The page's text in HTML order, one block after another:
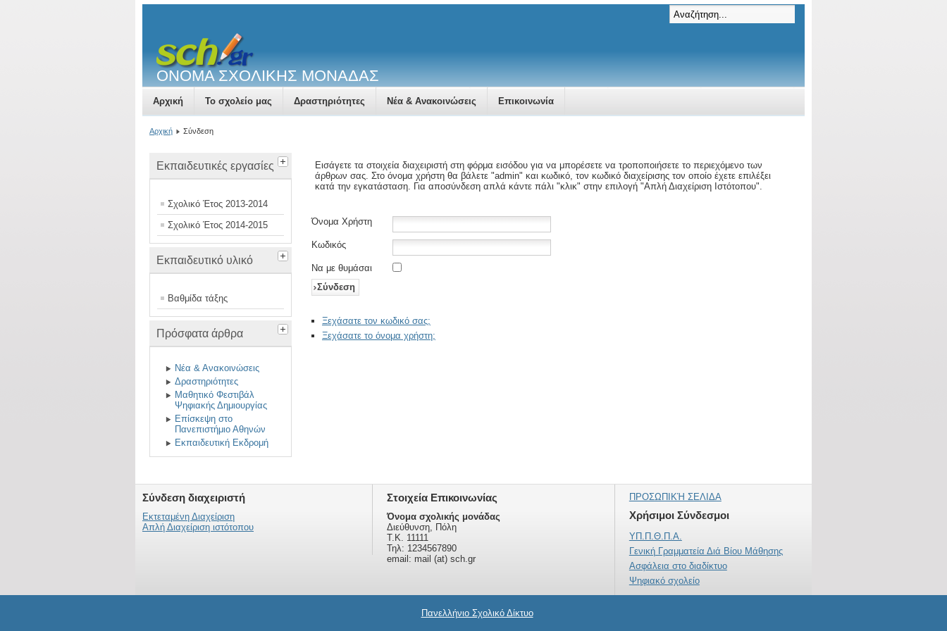
ΟΝΟΜΑ ΣΧΟΛΙΚΗΣ ΜΟΝΑΔΑΣ
Αρχική Το σχολείο μας Δραστηριότητες Νέα & Ανακοινώσεις Επικοινωνία
Αρχική Σύνδεση
Εκπαιδευτικές εργασίες
Σχολικό Έτος 2013-2014
Σχολικό Έτος 2014-2015
Εκπαιδευτικό υλικό
Βαθμίδα τάξης
Πρόσφατα άρθρα
Νέα & Ανακοινώσεις
Δραστηριότητες
Μαθητικό Φεστιβάλ
Ψηφιακής Δημιουργίας
Επίσκεψη στο
Πανεπιστήμιο Αθηνών
Εκπαιδευτική Εκδρομή
Εισάγετε τα στοιχεία διαχειριστή στη φόρμα εισόδου για να μπορέσετε να τροποποιήσετε το περιεχόμενο των
άρθρων σας. Στο όνομα χρήστη θα βάλετε "admin" και κωδικό, τον κωδικό διαχείρισης τον οποίο έχετε επιλέξει
κατά την εγκατάσταση. Για αποσύνδεση απλά κάντε πάλι "κλικ" στην επιλογή "Απλή Διαχείριση Ιστότοπου".
Όνομα Χρήστη
Κωδικός
Να με θυμάσαι
Σύνδεση
Ξεχάσατε τον κωδικό σας;
Ξεχάσατε το όνομα χρήστη;
Σύνδεση διαχειριστή
Εκτεταμένη Διαχείριση
Απλή Διαχείριση ιστότοπου
Στοιχεία Επικοινωνίας
Όνομα σχολικής μονάδας
Διεύθυνση, Πόλη
Τ.Κ. 11111
Τηλ: 1234567890
email: mail (at) sch.gr
ΠΡΟΣΩΠΙΚΉ ΣΕΛΙΔΑ
Χρήσιμοι Σύνδεσμοι
ΥΠ.Π.Θ.Π.Α.
Γενική Γραμματεία Διά Βίου Μάθησης
Ασφάλεια στο διαδίκτυο
Ψηφιακό σχολείο
Πανελλήνιο Σχολικό Δίκτυο